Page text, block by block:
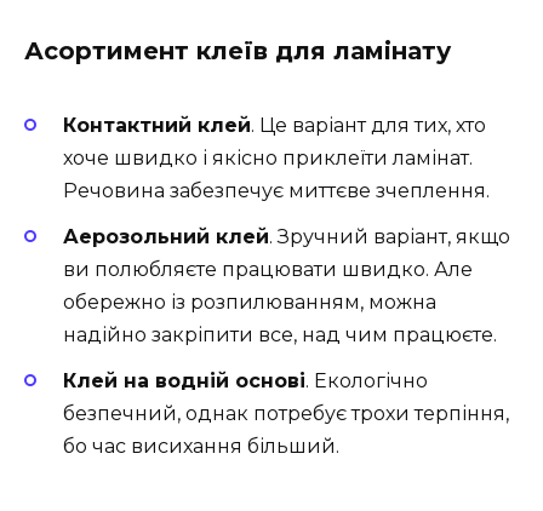
Асортимент клеїв для ламінату
Контактний клей. Це варіант для тих, хто
хоче швидко і якісно приклеїти ламінат.
Речовина забезпечує миттєве зчеплення.
Аерозольний клей. Зручний варіант, якщо
ви полюбляєте працювати швидко. Але
обережно із розпилюванням, можна
надійно закріпити все, над чим працюєте.
Клей на водній основі. Екологічно
безпечний, однак потребує трохи терпіння,
бо час висихання більший.